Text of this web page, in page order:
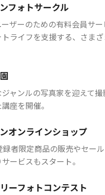
フォトサークル
ザーのための有料会員サー
ライフを支援する、さま
ャンルの写真家を迎えて
座を開催。
オンラインショップ
録者限定商品の販売やセー
ービスもスタート。
ーフォトコンテスト